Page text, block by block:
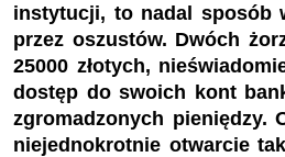
instytucji, to nadal sposób
przez oszustów. Dwóch
25000 złotych,
dostęp do swoich kont
zgromadzonych pieniędzy.
niejednokrotnie otwarcie